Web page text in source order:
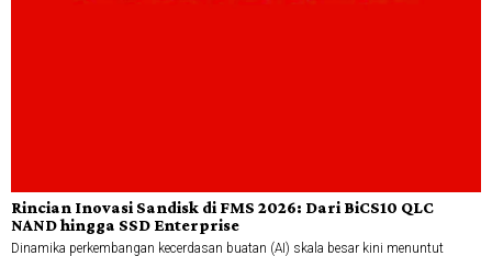
Rincian Inovasi Sandisk di FMS 2026: Dari BiCS10 QLC
NAND hingga SSD Enterprise
Dinamika perkembangan kecerdasan buatan (AI) skala besar kini menuntut